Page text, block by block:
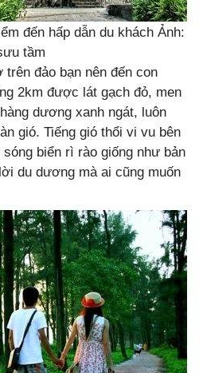
đến hấp dẫn du khách Ảnh:
tầm
đảo bạn nên đến con
2km được lát gạch đỏ, men
dương xanh ngát, luôn
gió. Tiếng gió thổi vi vu bên
biển rì rào giống như bản
du dương mà ai cũng muốn